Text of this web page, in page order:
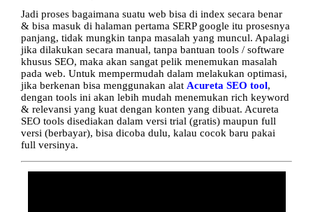
Jadi proses bagaimana suatu web bisa di index secara benar
& bisa masuk di halaman pertama SERP google itu prosesnya
panjang, tidak mungkin tanpa masalah yang muncul. Apalagi
jika dilakukan secara manual, tanpa bantuan tools / software
khusus SEO, maka akan sangat pelik menemukan masalah
pada web. Untuk mempermudah dalam melakukan optimasi,
jika berkenan bisa menggunakan alat Acureta SEO tool,
dengan tools ini akan lebih mudah menemukan rich keyword
& relevansi yang kuat dengan konten yang dibuat. Acureta
SEO tools disediakan dalam versi trial (gratis) maupun full
versi (berbayar), bisa dicoba dulu, kalau cocok baru pakai
full versinya.